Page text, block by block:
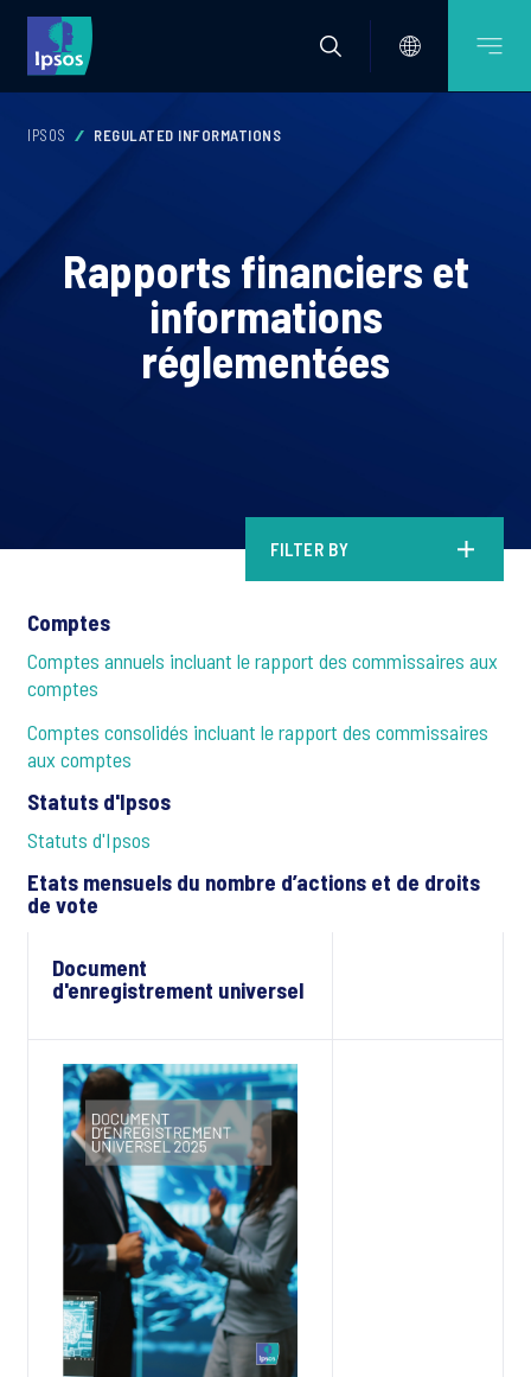
IPSOS REGULATED INFORMATIONS
Rapports financiers et
informations
réglementées
FILTER BY
Comptes
Comptes annuels incluant le rapport des commissaires aux
comptes
Comptes consolidés incluant le rapport des commissaires
aux comptes
Statuts d'Ipsos
Statuts d'Ipsos
Etats mensuels du nombre d’actions et de droits
de vote
Document
d'enregistrement universel